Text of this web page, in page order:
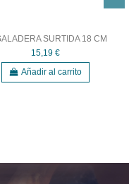
SURTIDA 18 CM
15,19 €
Añadir al carrito